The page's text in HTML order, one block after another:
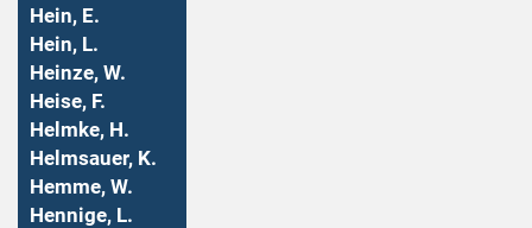
Hein, E.
Hein, L.
Heinze, W.
Heise, F.
Helmke, H.
Helmsauer, K.
Hemme, W.
Hennige, L.